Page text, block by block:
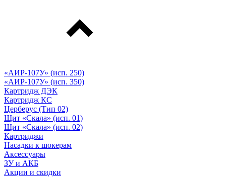
«АИР-107У» (исп. 250)
«АИР-107У» (исп. 350)
Картридж ДЭК
Картридж КС
Церберус (Тип 02)
Щит «Скала» (исп. 01)
Щит «Скала» (исп. 02)
Картриджи
Насадки к шокерам
Аксессуары
ЗУ и АКБ
Акции и скидки